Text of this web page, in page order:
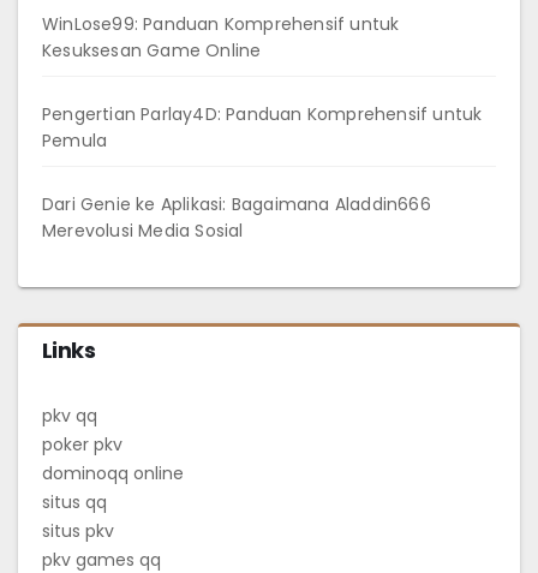
WinLose99: Panduan Komprehensif untuk
Kesuksesan Game Online
Pengertian Parlay4D: Panduan Komprehensif untuk
Pemula
Dari Genie ke Aplikasi: Bagaimana Aladdin666
Merevolusi Media Sosial
Links
pkv qq
poker pkv
dominoqq online
situs qq
situs pkv
pkv games qq